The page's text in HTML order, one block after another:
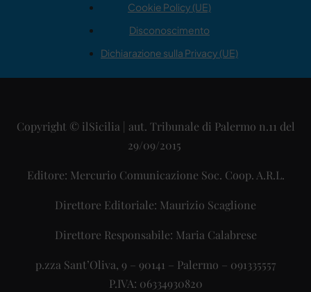
Cookie Policy (UE)
Disconoscimento
Dichiarazione sulla Privacy (UE)
Copyright © ilSicilia | aut. Tribunale di Palermo n.11 del
29/09/2015
Editore: Mercurio Comunicazione Soc. Coop. A.R.L.
Direttore Editoriale: Maurizio Scaglione
Direttore Responsabile: Maria Calabrese
p.zza Sant’Oliva, 9 – 90141 – Palermo – 091335557
P.IVA: 06334930820